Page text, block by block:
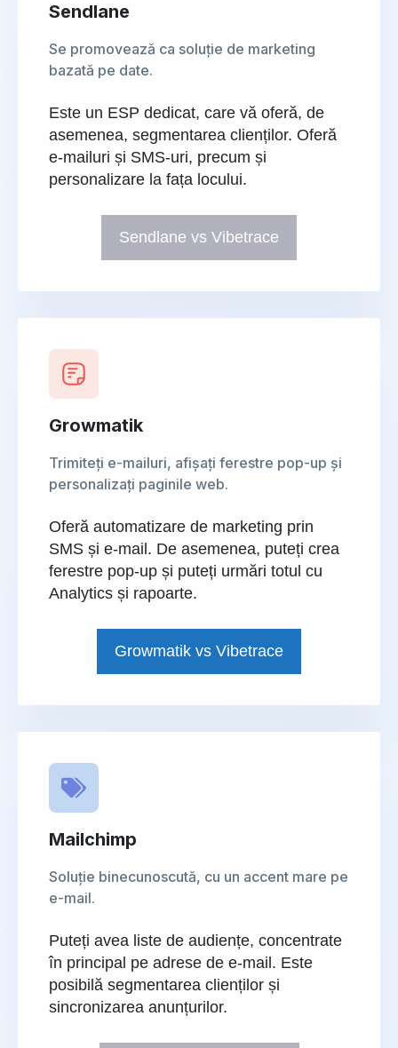
Sendlane
Se promovează ca soluție de marketing
bazată pe date.
Este un ESP dedicat, care vă oferă, de
asemenea, segmentarea clienților. Oferă
e-mailuri și SMS-uri, precum și
personalizare la fața locului.
Sendlane vs Vibetrace
Growmatik
Trimiteți e-mailuri, afișați ferestre pop-up și
personalizați paginile web.
Oferă automatizare de marketing prin
SMS și e-mail. De asemenea, puteți crea
ferestre pop-up și puteți urmări totul cu
Analytics și rapoarte.
Growmatik vs Vibetrace
Mailchimp
Soluție binecunoscută, cu un accent mare pe
e-mail.
Puteți avea liste de audiențe, concentrate
în principal pe adrese de e-mail. Este
posibilă segmentarea clienților și
sincronizarea anunțurilor.